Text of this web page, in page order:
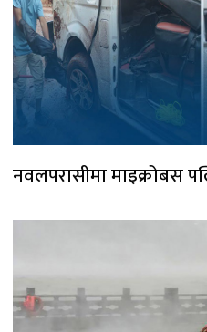
नवलपरासीमा माइक्रोबस